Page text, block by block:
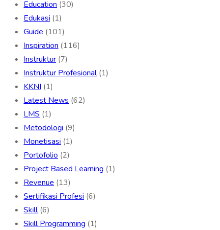
Education (30)
Edukasi (1)
Guide (101)
Inspiration (116)
Instruktur (7)
Instruktur Profesional(1)
KKNI (1)
Latest News (62)
LMS (1)
Metodologi (9)
Monetisasi (1)
Portofolio (2)
Project Based Learning (1)
Revenue (13)
Sertifikasi Profesi (6)
Skill(6)
Skill Programming (1)